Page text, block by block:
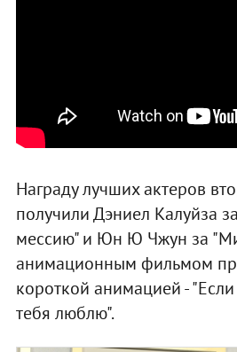
Награду лучших актеров
получили Дэниел Калуйза
мессию" и Юн Ю Чжун за
анимационным фильмом
короткой анимацией - "Если
тебя люблю".